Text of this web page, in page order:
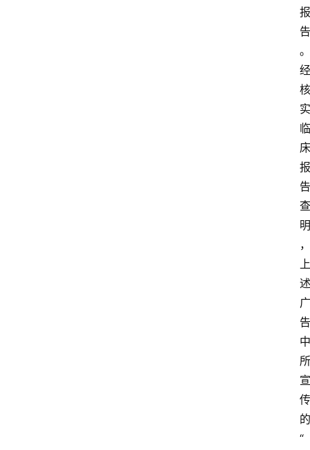
报
告
。
经
核
实
临
床
报
告
查
明
，
上
述
广
告
中
所
宣
传
的
“